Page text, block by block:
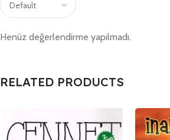
Henüz değerlendirme yapılmadı.
RELATED PRODUCTS